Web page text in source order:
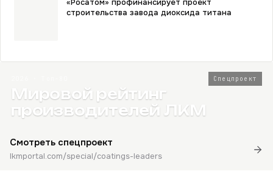
«Росатом» профинансирует проект
строительства завода диоксида титана
Спецпроект
Мировой рейтинг
производителей ЛКМ
Смотреть спецпроект
lkmportal.com/special/coatings-leaders